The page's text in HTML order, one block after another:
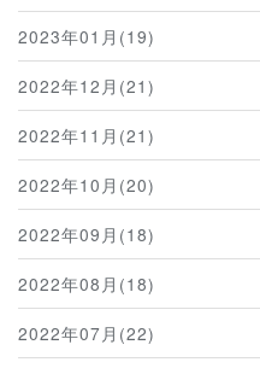
2023年01月(19)
2022年12月(21)
2022年11月(21)
2022年10月(20)
2022年09月(18)
2022年08月(18)
2022年07月(22)